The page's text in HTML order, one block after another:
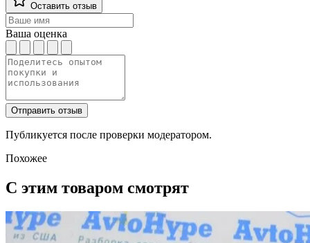
Оставить отзыв
Ваша оценка
Отправить отзыв
Публикуется после проверки модератором.
Похожее
С этим товаром смотрят